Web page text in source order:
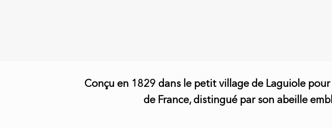
Conçu en 1829 dans le petit village de Laguiole
de France, distingué par son abeille